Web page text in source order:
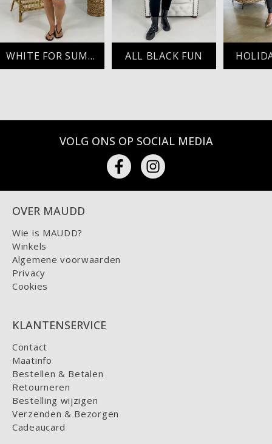
WHITE FOR SUMMER ALL BLACK FUN
VOLG ONS OP SOCIAL MEDIA
OVER MAUDD
Wie is MAUDD?
Winkels
Algemene voorwaarden
Privacy
Cookies
KLANTENSERVICE
Contact
Maatinfo
Bestellen & Betalen
Retourneren
Bestelling wijzigen
Verzenden & Bezorgen
Cadeaucard